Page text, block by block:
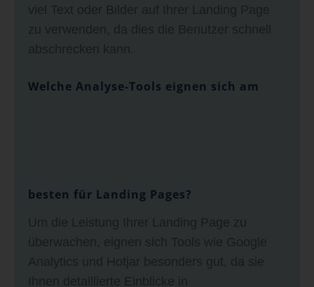
viel Text oder Bilder auf Ihrer Landing Page
zu verwenden, da dies die Benutzer schnell
abschrecken kann.
Welche Analyse-Tools eignen sich am
besten für Landing Pages?
Um die Leistung Ihrer Landing Page zu
überwachen, eignen sich Tools wie Google
Analytics und Hotjar besonders gut, da sie
Ihnen detaillierte Einblicke in